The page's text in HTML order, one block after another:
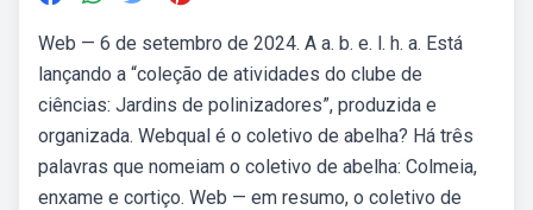
Web — 6 de setembro de 2024. A a. b. e. l. h. a. Está
lançando a “coleção de atividades do clube de
ciências: Jardins de polinizadores”, produzida e
organizada. Webqual é o coletivo de abelha? Há três
palavras que nomeiam o coletivo de abelha: Colmeia,
enxame e cortiço. Web — em resumo, o coletivo de